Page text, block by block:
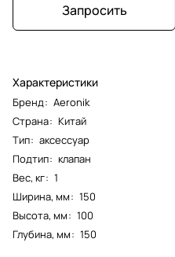
Запросить
Характеристики
Бренд: Aeronik
Страна: Китай
Тип: аксессуар
Подтип: клапан
Вес, кг: 1
Ширина, мм: 150
Высота, мм: 100
Глубина, мм: 150